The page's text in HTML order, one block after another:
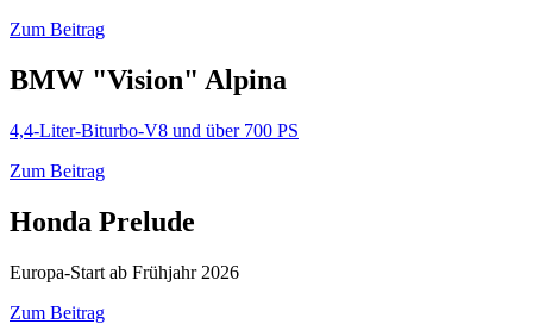
Zum Beitrag
BMW "Vision" Alpina
4,4-Liter-Biturbo-V8 und über 700 PS
Zum Beitrag
Honda Prelude
Europa-Start ab Frühjahr 2026
Zum Beitrag